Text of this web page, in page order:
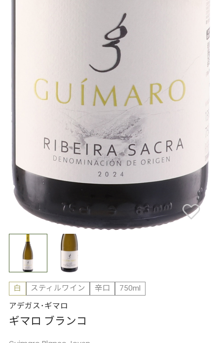
白 スティルワイン 辛口
750ml
アデガス･ギマロ
ギマロ ブランコ